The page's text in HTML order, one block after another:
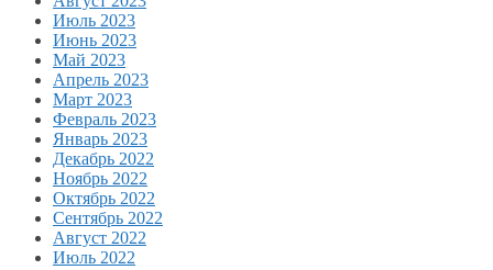
Июль 2023
Июнь 2023
Май 2023
Апрель 2023
Март 2023
Февраль 2023
Январь 2023
Декабрь 2022
Ноябрь 2022
Октябрь 2022
Сентябрь 2022
Август 2022
Июль 2022